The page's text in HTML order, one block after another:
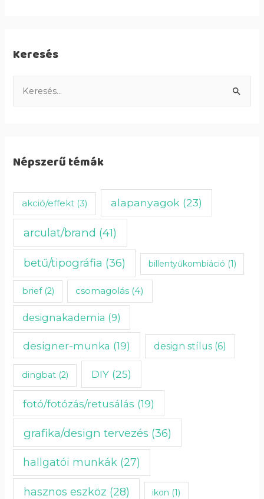
Keresés
Népszerű témák
akció/effekt(3) alapanyagok (23)
arculat/brand (41)
betű/tipográfia (36) billentyűkombiáció (1)
brief(2) csomagolás (4)
designakademia (9)
designer-munka (19) design stílus(6)
dingbat(2) DIY(25)
fotó/fotózás/retusálás (19)
grafika/design tervezés (36)
hallgatói munkák (27)
hasznos eszköz (28) ikon (1)